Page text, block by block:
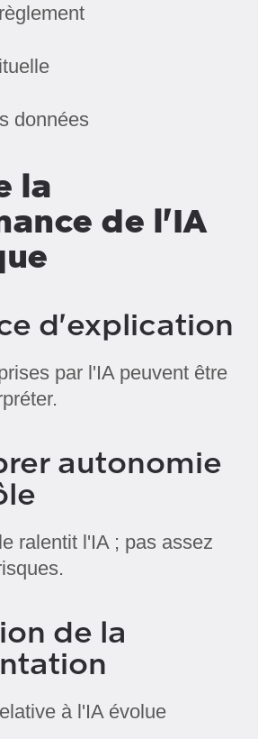
données
la
de l'IA
d'explication
par l'IA peuvent être
autonomie
ralentit l'IA ; pas assez
de la
à l'IA évolue